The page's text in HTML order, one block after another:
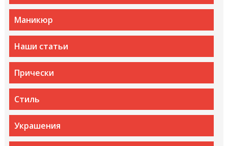
Маникюр
Наши статьи
Прически
Стиль
Украшения